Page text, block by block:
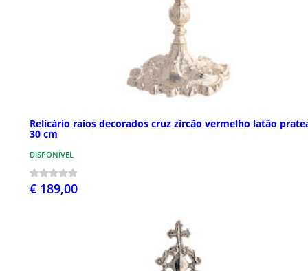
Relicário raios decorados cruz zircão vermelho latão
30 cm
DISPONÍVEL
€ 189,00